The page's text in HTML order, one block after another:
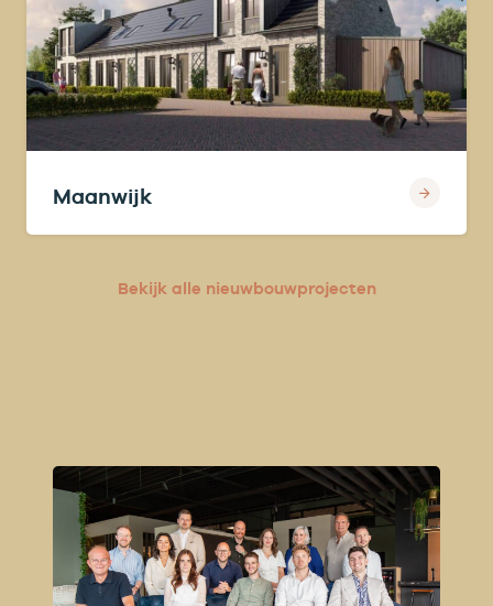
Maanwijk
Bekijk alle nieuwbouwprojecten